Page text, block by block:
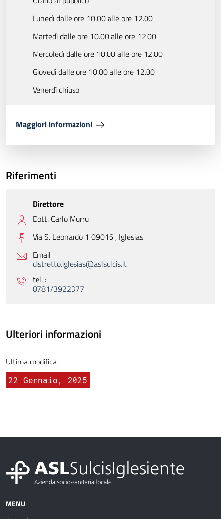
Lunedì dalle ore 10.00 alle ore 12.00
Martedì dalle ore 10.00 alle ore 12.00
Mercoledì dalle ore 10.00 alle ore 12.00
Giovedì dalle ore 10.00 alle ore 12.00
Venerdì chiuso
Maggiori informazioni
Riferimenti
Direttore
Dott. Carlo Murru
Via S. Leonardo 1 09016 , Iglesias
Email
distretto.iglesias@aslsulcis.it
tel. :
0781/3922377
Ulteriori informazioni
Ultima modifica
22 Gennaio, 2025
MENU